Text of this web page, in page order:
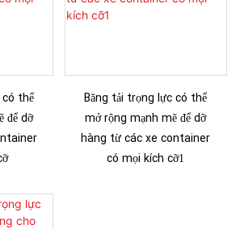
thể
để dỡ
Băng tải trọng lực có thể
mở rộng mạnh mẽ để dỡ
hàng từ các xe container
có mọi kích cỡ1